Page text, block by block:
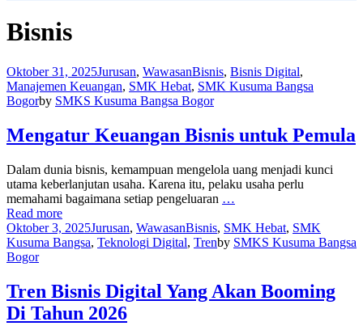
Bisnis
Oktober 31, 2025Jurusan, WawasanBisnis, Bisnis Digital,
Manajemen Keuangan, SMK Hebat, SMK Kusuma Bangsa
Bogorby SMKS Kusuma Bangsa Bogor
Mengatur Keuangan Bisnis untuk Pemula
Dalam dunia bisnis, kemampuan mengelola uang menjadi kunci
utama keberlanjutan usaha. Karena itu, pelaku usaha perlu
memahami bagaimana setiap pengeluaran …
Read more
Oktober 3, 2025Jurusan, WawasanBisnis, SMK Hebat, SMK
Kusuma Bangsa, Teknologi Digital, Trenby SMKS Kusuma Bangsa
Bogor
Tren Bisnis Digital Yang Akan Booming
Di Tahun 2026